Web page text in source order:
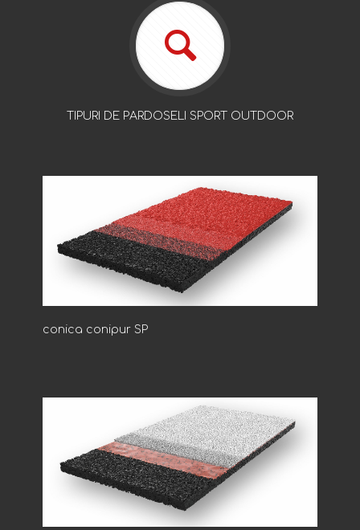
TIPURI DE PARDOSELI SPORT OUTDOOR
conica conipur SP